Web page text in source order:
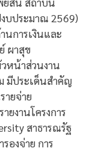
บประมาณ 2569)
นการเงินและ
ผาสุข
หน้าส่วนงาน
มีประเด็นสำคัญ
ายจ่าย
ยงานโครงการ
สาธารณรัฐ
องจ่าย การ